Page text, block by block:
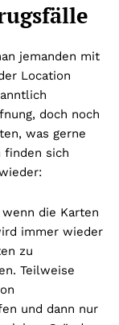
jemanden mit
Location
doch noch
was gerne
finden sich
die Karten
immer wieder
zu
Teilweise
und dann nur